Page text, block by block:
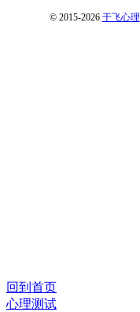
© 2015-2026 于飞心理
回到首页
心理测试